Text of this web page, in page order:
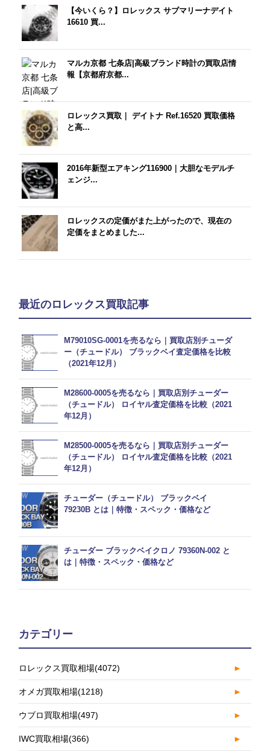
【今いくら？】ロレックス サブマリーナデイト
16610 買...
マルカ京都 七条店|高級ブランド時計の買取店情
報【京都府京都...
ロレックス買取｜ デイトナ Ref.16520 買取価格
と高...
2016年新型エアキング116900｜大胆なモデルチ
ェンジ...
ロレックスの定価がまた上がったので、現在の
定価をまとめました...
最近のロレックス買取記事
M79010SG-0001を売るなら｜買取店別チューダ
ー（チュードル） ブラックベイ査定価格を比較
（2021年12月）
M28600-0005を売るなら｜買取店別チューダー
（チュードル） ロイヤル査定価格を比較（2021
年12月）
M28500-0005を売るなら｜買取店別チューダー
（チュードル） ロイヤル査定価格を比較（2021
年12月）
チューダー（チュードル） ブラックベイ
79230B とは｜特徴・スペック・価格など
チューダー ブラックベイクロノ 79360N-002 と
は｜特徴・スペック・価格など
カテゴリー
ロレックス買取相場(4072) ►
オメガ買取相場(1218) ►
ウブロ買取相場(497) ►
IWC買取相場(366) ►